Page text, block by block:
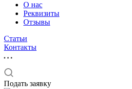
О нас
Реквизиты
Отзывы
Статьи
Контакты
Подать заявку